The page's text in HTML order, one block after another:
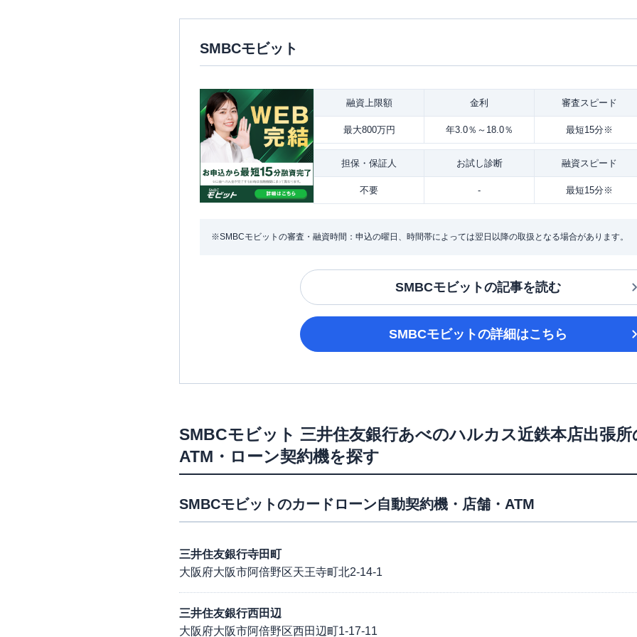
SMBCモビット
融資上限額 金利 審査スピード
最大800万円 年3.0％～18.0％ 最短15分※
担保・ 保証人 お試し診断 融資スピード
不要 - 最短15分※
※SMBCモビットの審査・融資時間：申込の曜日、時間帯によっては翌日以降の取扱となる場合があります。
SMBCモビットの記事を読む
SMBCモビットの詳細はこちら
SMBCモビット 三井住友銀行あべのハルカス近鉄本店出張所
ATM・ローン契約機を探す
SMBCモビットのカードローン自動契約機・店舗・ATM
三井住友銀行寺田町
大阪府大阪市阿倍野区天王寺町北2-14-1
三井住友銀行西田辺
大阪府大阪市阿倍野区西田辺町1-17-11